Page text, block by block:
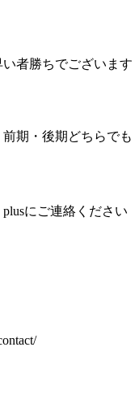
者勝ちでございます
期・後期どちらでも
にご連絡ください